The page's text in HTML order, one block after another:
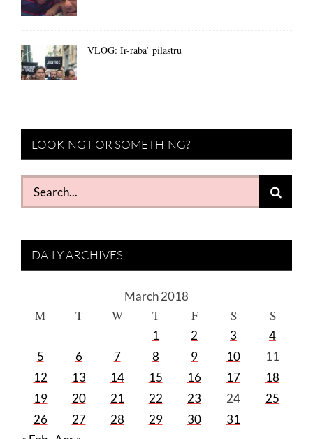
VLOG: Ir-raba’ pilastru
LOOKING FOR SOMETHING?
Search
for:
DAILY ARCHIVES
March 2018
M T W T F S S
1 2 3
4
5
6 7 8 9 10
11
12
13 14 15 16 17
18
19
20 21 22 23 24
25
26
27 28 29 30
31